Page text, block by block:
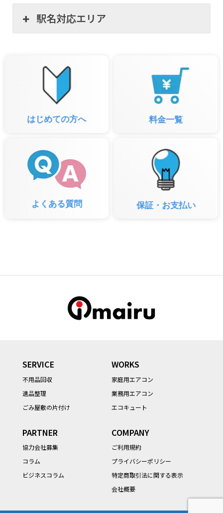
駅名対応エリア
はじめての方へ 料金一覧
よくある質問 保証・お支払い
SERVICE
不用品回収
遺品整理
ごみ屋敷の片付け
WORKS
家庭用エアコン
業務用エアコン
エコキュート
PARTNER
協力会社募集
コラム
ビジネスコラム
COMPANY
ご利用規約
プライバシーポリシー
特定商取引法に関する表示
会社概要